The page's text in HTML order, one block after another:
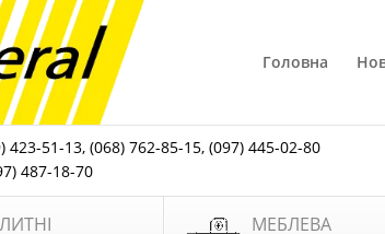
Головна
423-51-13,(068) 762-85-15,(097) 445-02-80
487-18-70
МЕБЛЕВА